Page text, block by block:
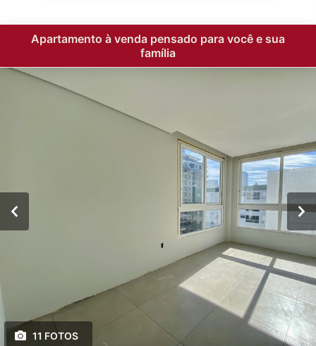
Apartamento à venda pensado para você e sua
família
11 FOTOS